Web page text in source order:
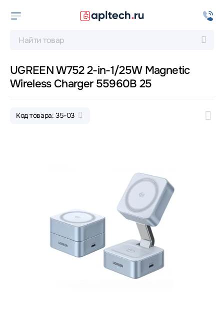
UGREEN W752 2-in-1/25W Magnetic
Wireless Charger 55960B 25
Код товара: 35-03